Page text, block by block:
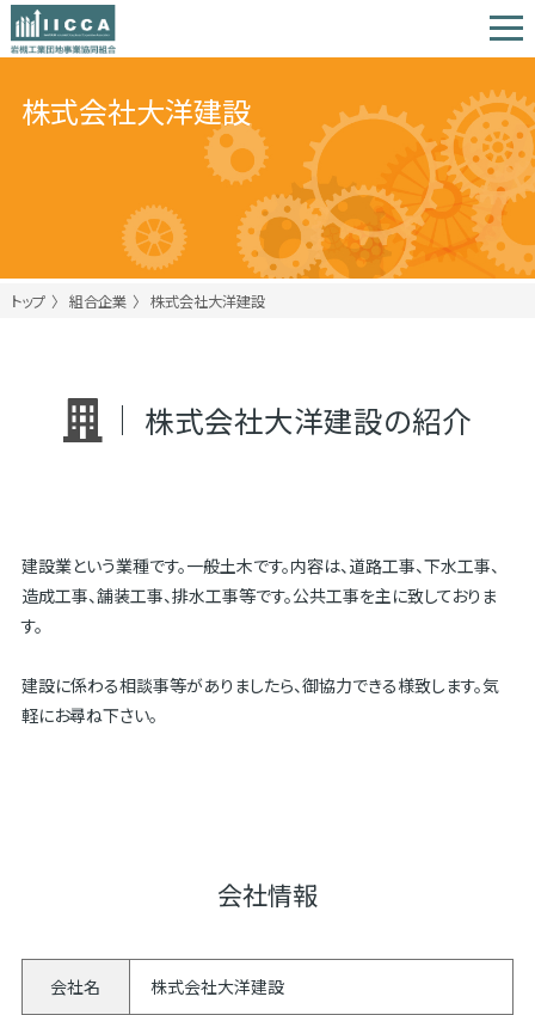
株式会社大洋建設
トップ 組合企業 株式会社大洋建設
株式会社大洋建設の紹介
建設業という業種です。一般土木です。内容は、道路工事、下水工事、
造成工事、舗装工事、排水工事等です。公共工事を主に致しておりま
す。
建設に係わる相談事等がありましたら、御協力できる様致します。気
軽にお尋ね下さい。
会社情報
会社名 株式会社大洋建設